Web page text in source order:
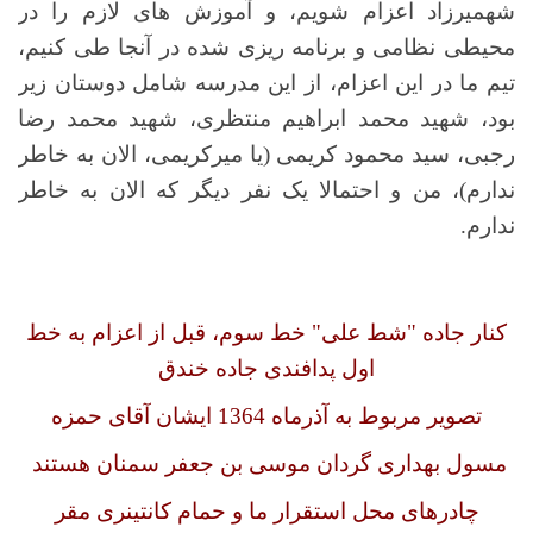
شهمیرزاد اعزام شویم، و آموزش های لازم را در
محیطی نظامی و برنامه ریزی شده در آنجا طی کنیم،
تیم ما در این اعزام، از این مدرسه شامل دوستان زیر
بود، شهید محمد ابراهیم منتظری، شهید محمد رضا
رجبی، سید محمود کریمی (یا میرکریمی، الان به خاطر
ندارم)، من و احتمالا یک نفر دیگر که الان به خاطر
ندارم.
کنار جاده "شط علی" خط سوم، قبل از اعزام به خط
اول پدافندی جاده خندق
تصویر مربوط به آذرماه 1364 ایشان آقای حمزه
مسول بهداری گردان موسی بن جعفر سمنان هستند
چادرهای محل استقرار ما و حمام کانتینری مقر